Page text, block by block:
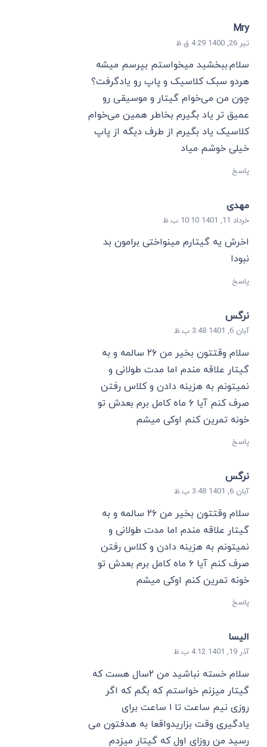
Mry
تیر 26, 1400 4:29 ق.ظ
سلام.ببخشید میخواستم بپرسم میشه
هردو سبک کلاسیک و پاپ رو یادگرفت؟
چون من می‌خوام گیتار و موسیقی رو
عمیق تر یاد بگیرم بخاطر همین می‌خوام
کلاسیک یاد بگیرم از طرف دیگه از پاپ
خیلی خوشم میاد
پاسخ
مهدی
خرداد 11, 1401 10:10 ب.ظ
اخرش یه گیتارم مینواختی برامون بد
نبودا
پاسخ
نرگس
آبان 6, 1401 3:48 ب.ظ
سلام وقتتون بخیر من ۲۶ سالمه و به
گیتار علاقه مندم اما مدت طولانی و
نمیتونم به هزینه دادن و کلاس رفتن
صرف کنم آیا ۶ ماه کامل برم بعدش تو
خونه تمرین کنم اوکی میشم
پاسخ
نرگس
آبان 6, 1401 3:48 ب.ظ
سلام وقتتون بخیر من ۲۶ سالمه و به
گیتار علاقه مندم اما مدت طولانی و
نمیتونم به هزینه دادن و کلاس رفتن
صرف کنم آیا ۶ ماه کامل برم بعدش تو
خونه تمرین کنم اوکی میشم
پاسخ
الیسا
آذر 19, 1401 4:12 ب.ظ
سلام خسته نباشید من ۲سال هست که
گیتار میزنم خواستم که بگم که اگر
روزی نیم ساعت تا ۱ ساعت برای
یادگیری وقت بزاریدواقعا به هدفتون می
رسید من روزای اول که گیتار میزدم